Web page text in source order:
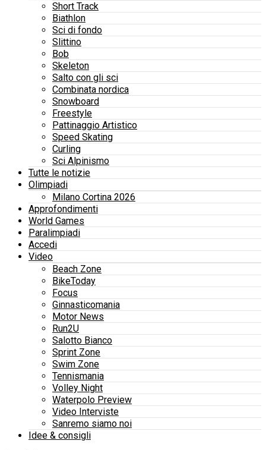
Short Track
Biathlon
Sci di fondo
Slittino
Bob
Skeleton
Salto con gli sci
Combinata nordica
Snowboard
Freestyle
Pattinaggio Artistico
Speed Skating
Curling
Sci Alpinismo
Tutte le notizie
Olimpiadi
Milano Cortina 2026
Approfondimenti
World Games
Paralimpiadi
Accedi
Video
Beach Zone
BikeToday
Focus
Ginnasticomania
Motor News
Run2U
Salotto Bianco
Sprint Zone
Swim Zone
Tennismania
Volley Night
Waterpolo Preview
Video Interviste
Sanremo siamo noi
Idee & consigli